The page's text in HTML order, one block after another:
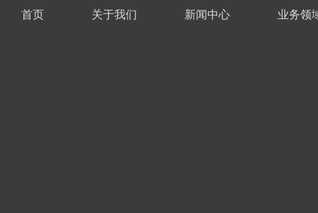
首页 关于我们 新闻中心 业务领